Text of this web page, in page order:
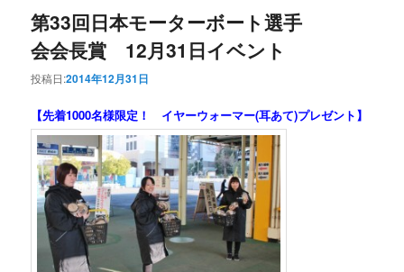
第33回日本モーターボート選手
会会長賞 12月31日イベント
投稿日:2014年12月31日
【先着1000名様限定！ イヤーウォーマー(耳あて)プレゼント】